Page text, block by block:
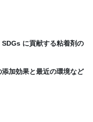
に貢献する粘着剤の
加効果と最近の環境など